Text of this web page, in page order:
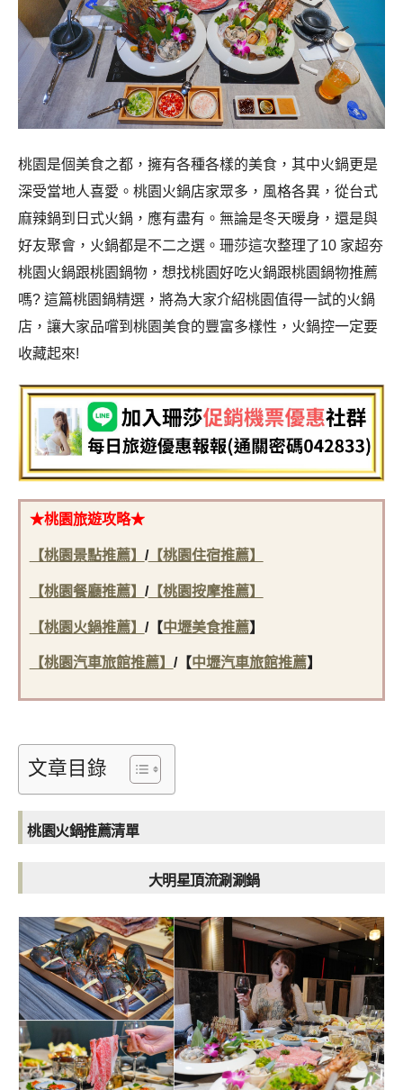
桃園是個美食之都，擁有各種各樣的美食，其中火鍋更是
深受當地人喜愛。桃園火鍋店家眾多，風格各異，從台式
麻辣鍋到日式火鍋，應有盡有。無論是冬天暖身，還是與
好友聚會，火鍋都是不二之選。珊莎這次整理了10 家超夯
桃園火鍋跟桃園鍋物，想找桃園好吃火鍋跟桃園鍋物推薦
嗎? 這篇桃園鍋精選，將為大家介紹桃園值得一試的火鍋
店，讓大家品嚐到桃園美食的豐富多樣性，火鍋控一定要
收藏起來!
★桃園旅遊攻略★
【桃園景點推薦】 /【桃園住宿推薦】
【桃園餐廳推薦】 /【桃園按摩推薦】
【桃園火鍋推薦】 /【中壢美食推薦】
【桃園汽車旅館推薦】 /【中壢汽車旅館推薦】
文章目錄
桃園火鍋推薦清單
大明星頂流涮涮鍋